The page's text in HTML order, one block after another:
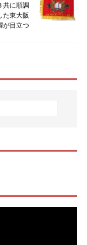
共に順調
東大阪
が目立つ